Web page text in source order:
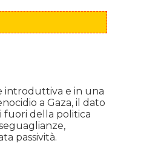
introduttiva e in una
a Gaza, il dato
fuori della politica
passività.